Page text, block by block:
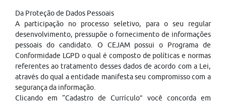
Da Proteção de Dados Pessoais
A participação no processo seletivo, para o seu regular
desenvolvimento, pressupõe o fornecimento de informações
pessoais do candidato. O CEJAM possui o Programa de
Conformidade LGPD o qual é composto de políticas e normas
referentes ao tratamento desses dados de acordo com a Lei,
através do qual a entidade manifesta seu compromisso com a
segurança da informação.
Clicando em “Cadastro de Currículo” você concorda em